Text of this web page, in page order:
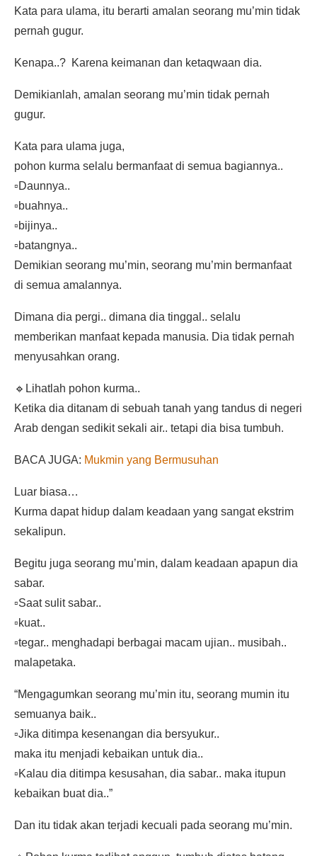
Kata para ulama, itu berarti amalan seorang mu’min tidak
pernah gugur.
Kenapa..? Karena keimanan dan ketaqwaan dia.
Demikianlah, amalan seorang mu’min tidak pernah
gugur.
Kata para ulama juga,
pohon kurma selalu bermanfaat di semua bagiannya..
▫️Daunnya..
▫️buahnya..
▫️bijinya..
▫️batangnya..
Demikian seorang mu’min, seorang mu’min bermanfaat
di semua amalannya.
Dimana dia pergi.. dimana dia tinggal.. selalu
memberikan manfaat kepada manusia. Dia tidak pernah
menyusahkan orang.
🔹Lihatlah pohon kurma..
Ketika dia ditanam di sebuah tanah yang tandus di negeri
Arab dengan sedikit sekali air.. tetapi dia bisa tumbuh.
BACA JUGA: Mukmin yang Bermusuhan
Luar biasa…
Kurma dapat hidup dalam keadaan yang sangat ekstrim
sekalipun.
Begitu juga seorang mu’min, dalam keadaan apapun dia
sabar.
▫️Saat sulit sabar..
▫️kuat..
▫️tegar.. menghadapi berbagai macam ujian.. musibah..
malapetaka.
“Mengagumkan seorang mu’min itu, seorang mumin itu
semuanya baik..
▫️Jika ditimpa kesenangan dia bersyukur..
maka itu menjadi kebaikan untuk dia..
▫️Kalau dia ditimpa kesusahan, dia sabar.. maka itupun
kebaikan buat dia..”
Dan itu tidak akan terjadi kecuali pada seorang mu’min.